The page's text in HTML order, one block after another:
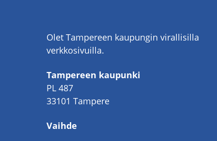
Olet Tampereen kaupungin virallisilla
verkkosivuilla.
Tampereen kaupunki
PL 487
33101 Tampere
Vaihde